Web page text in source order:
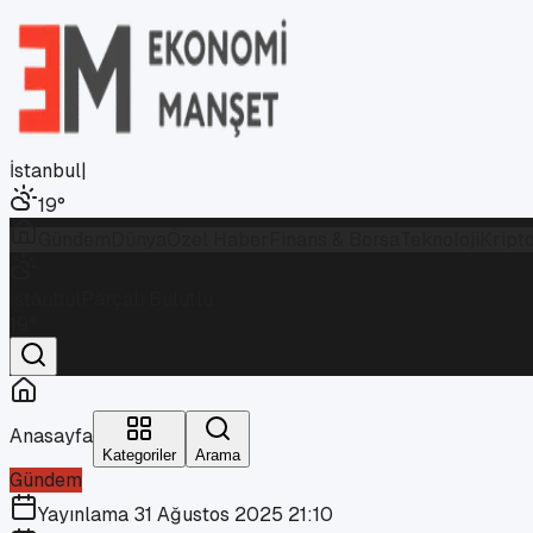
İstanbul|
19°
Anasayfa
Kategoriler Arama
Gündem
Yayınlama 31 Ağustos 2025 21:10